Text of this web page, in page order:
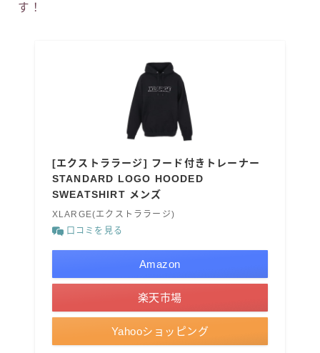
す！
[エクストララージ] フード付きトレーナー
STANDARD LOGO HOODED
SWEATSHIRT メンズ
XLARGE(エクストララージ)
口コミを見る
Amazon
楽天市場
Yahooショッピング